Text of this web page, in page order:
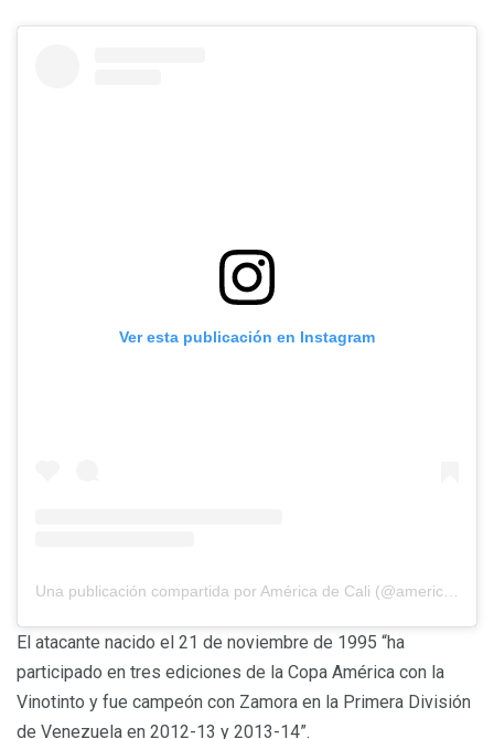
Ver esta publicación en Instagram
Una publicación compartida por América de Cali (@americadecali)
El atacante nacido el 21 de noviembre de 1995 “ha
participado en tres ediciones de la Copa América con la
Vinotinto y fue campeón con Zamora en la Primera División
de Venezuela en 2012-13 y 2013-14”.